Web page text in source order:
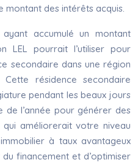
montant des intérêts acquis.
accumulé un montant
LEL pourrait l’utiliser pour
secondaire dans une région
résidence secondaire
pendant les beaux jours
l’année pour générer des
améliorerait votre niveau
à taux avantageux
financement et d’optimiser